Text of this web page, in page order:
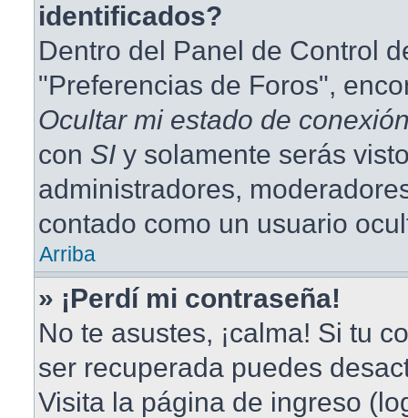
identificados?
Dentro del Panel de Control
"Preferencias de Foros",
Ocultar mi estado de
con SI y solamente serás
administradores,
contado como un usuario
Arriba
» ¡Perdí mi contraseña!
No te asustes, ¡calma! Si tu
ser recuperada puedes
Visita la página de ingreso